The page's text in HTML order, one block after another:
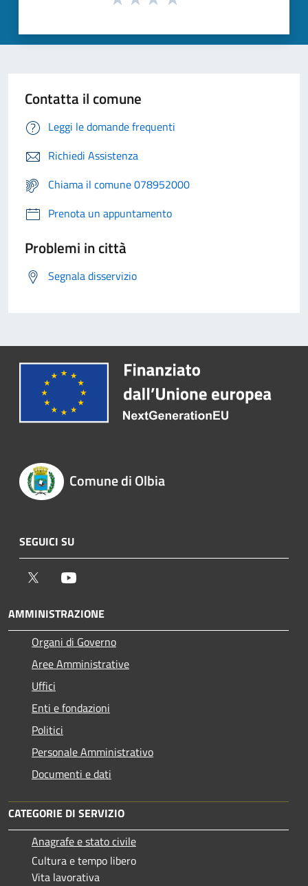
Contatta il comune
Leggi le domande frequenti
Richiedi Assistenza
Chiama il comune 078952000
Prenota un appuntamento
Problemi in città
Segnala disservizio
Comune di Olbia
SEGUICI SU
Twitter
AMMINISTRAZIONE
Organi di Governo
Aree Amministrative
Uffici
Enti e fondazioni
Politici
Personale Amministrativo
Documenti e dati
CATEGORIE DI SERVIZIO
Anagrafe e stato civile
Cultura e tempo libero
Vita lavorativa